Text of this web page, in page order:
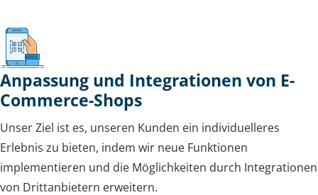
Anpassung und Integrationen von E-
Commerce-Shops
Unser Ziel ist es, unseren Kunden ein individuelleres
Erlebnis zu bieten, indem wir neue Funktionen
implementieren und die Möglichkeiten durch Integrationen
von Drittanbietern erweitern.